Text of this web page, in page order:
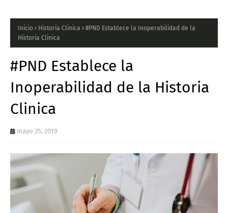
Inicio Historia Clinica
#PND Establece la Inoperabilidad de la
Historia Clinica
#PND Establece la
Inoperabilidad de la Historia
Clinica
mayo 25, 2019